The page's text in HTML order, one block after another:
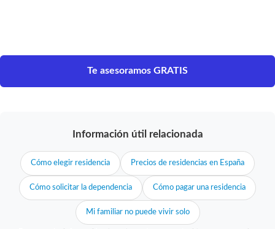
Te asesoramos GRATIS
Información útil relacionada
Cómo elegir residencia Precios de residencias en España
Cómo solicitar la dependencia Cómo pagar una residencia
Mi familiar no puede vivir solo